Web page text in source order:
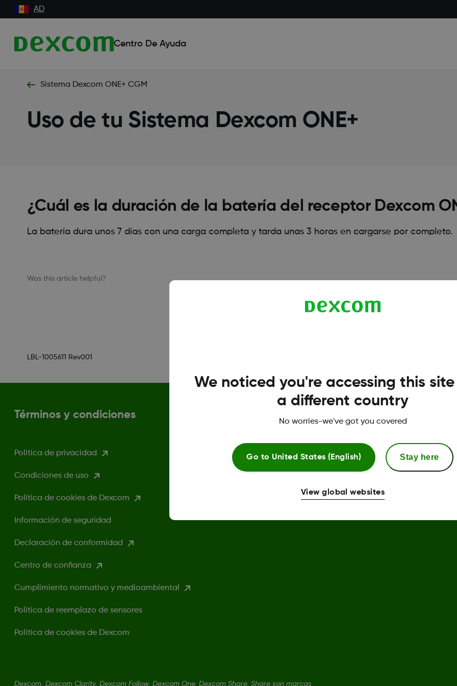
AD
Centro De Ayuda
Sistema Dexcom ONE+ CGM
Uso de tu Sistema Dexcom ONE+
¿Cuál es la duración de la batería del receptor Dexcom
La batería dura unos 7 días con una carga completa y tarda unas 3 horas en cargarse por completo.
Was this article helpful?
LBL-1005611 Rev001
Términos y condiciones
Política de privacidad
Condiciones de uso
Política de cookies de Dexcom
Información de seguridad
Declaración de conformidad
Centro de confianza
Cumplimiento normativo y medioambiental
Política de reemplazo de sensores
Política de cookies de Dexcom
Dexcom, Dexcom Clarity, Dexcom Follow, Dexcom One, Dexcom Share, Share son marcas
We noticed you're accessing this
a different country
No worries-we've got you covered
Go to United States (English) Stay here
View global websites